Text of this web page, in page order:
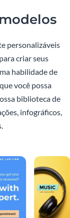
personalizáveis
criar seus
habilidade de
você possa
biblioteca de
infográficos,